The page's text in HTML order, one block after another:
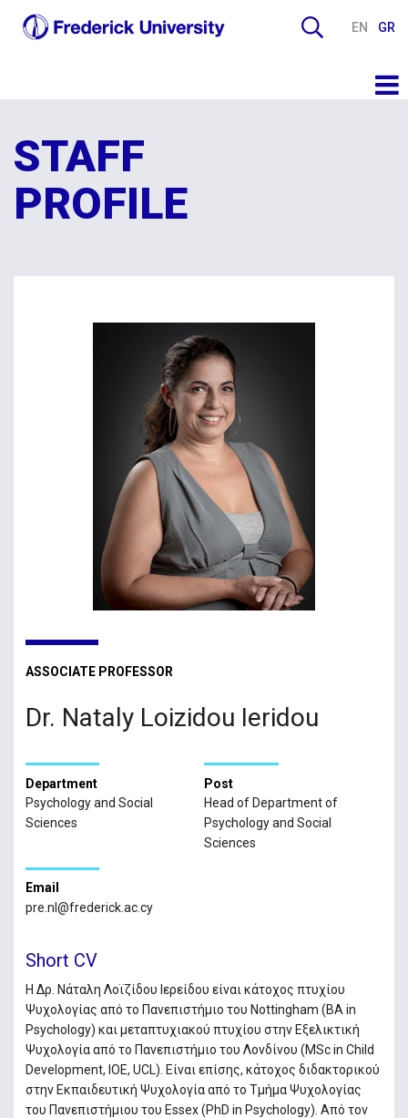
EN GR
STAFF
PROFILE
ASSOCIATE PROFESSOR
Dr. Nataly Loizidou Ieridou
Department
Psychology and Social
Sciences
Post
Head of Department of
Psychology and Social
Sciences
Email
pre.nl@frederick.ac.cy
Short CV
Η Δρ. Νάταλη Λοϊζίδου Ιερείδου είναι κάτοχος πτυχίου
Ψυχολογίας από το Πανεπιστήμιο του Nottingham (BA in
Psychology) και μεταπτυχιακού πτυχίου στην Εξελικτική
Ψυχολογία από το Πανεπιστήμιο του Λονδίνου (MSc in Child
Development, IOE, UCL). Είναι επίσης, κάτοχος διδακτορικού
στην Εκπαιδευτική Ψυχολογία από το Τμήμα Ψυχολογίας
του Πανεπιστήμιου του Essex (PhD in Psychology). Από τον